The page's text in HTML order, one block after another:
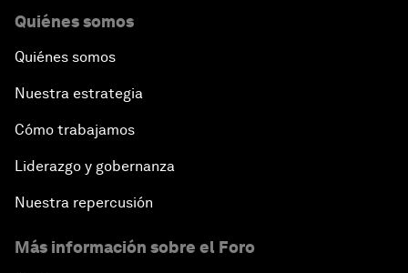
Quiénes somos
Quiénes somos
Nuestra estrategia
Cómo trabajamos
Liderazgo y gobernanza
Nuestra repercusión
Más información sobre el Foro